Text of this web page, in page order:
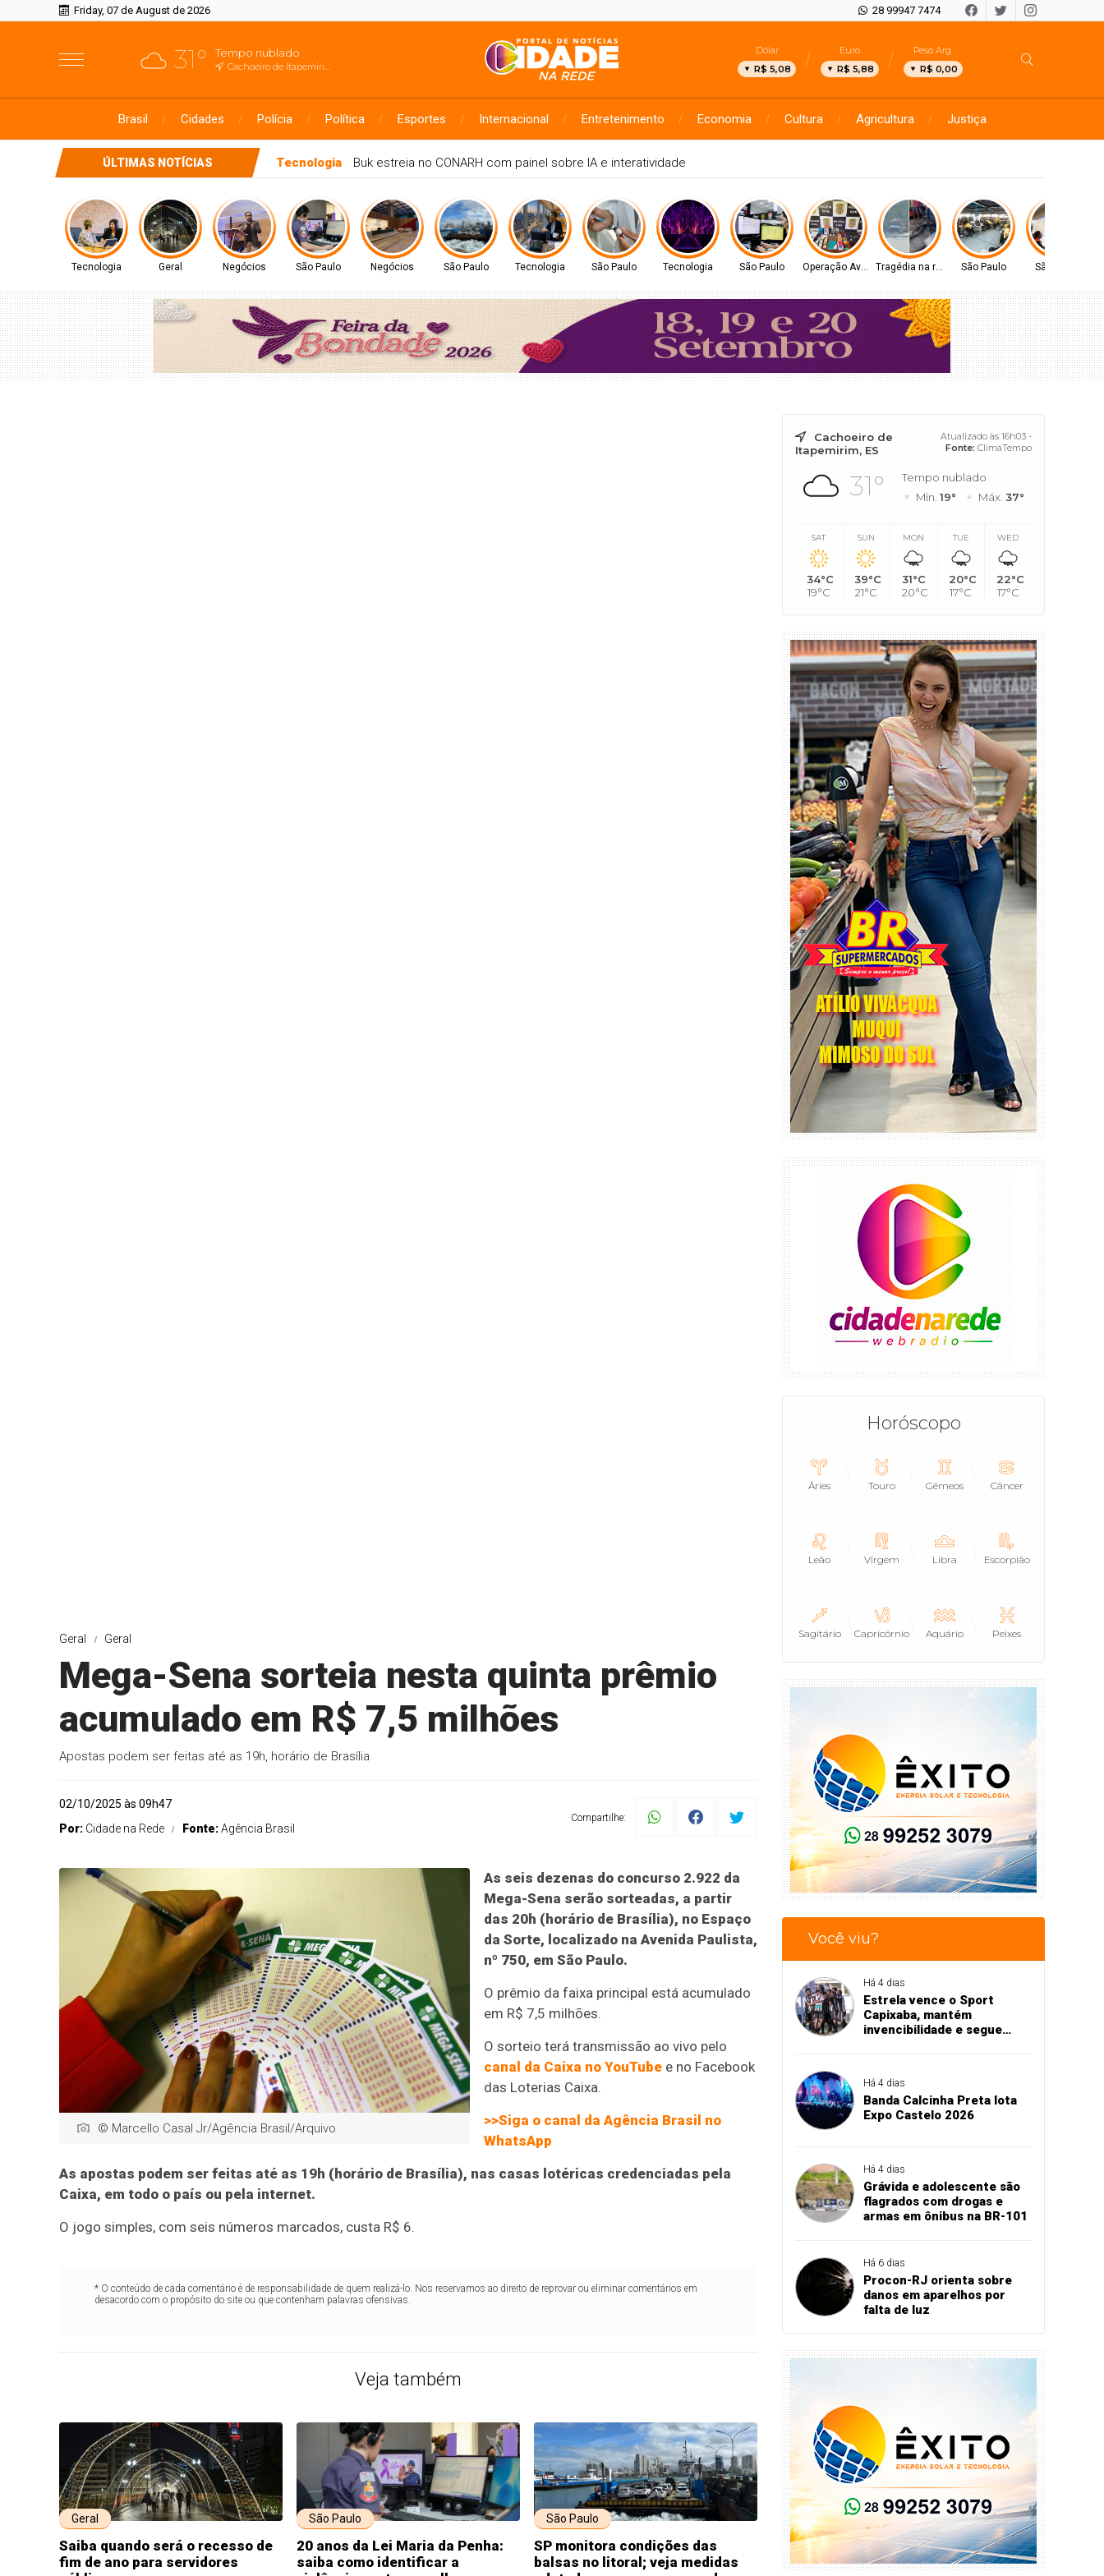
Friday, 07 de August de 2026 28 99947 7474
31° Tempo nublado
Cachoeiro de Itapemirim, ES
Dólar
R$ 5,08
Euro
R$ 5,88
Peso Arg.
R$ 0,00
Brasil Cidades Polícia Política Esportes Internacional Entretenimento Economia Cultura Agricultura Justiça
ÚLTIMAS NOTÍCIAS Geral Saiba quando será o recesso de fim de ano para servidores públicos
Tecnologia Geral Negócios São Paulo Negócios São Paulo Tecnologia São Paulo Tecnologia São Paulo Operação AvaritiaTragédia na rodoviaSão Paulo São Paulo
Geral Geral
Mega-Sena sorteia nesta quinta prêmio
acumulado em R$ 7,5 milhões
Apostas podem ser feitas até as 19h, horário de Brasília
02/10/2025 às 09h47
Por: Cidade na Rede Fonte:Agência Brasil
Compartilhe:
© Marcello Casal Jr/Agência Brasil/Arquivo
As seis dezenas do concurso 2.922 da
Mega-Sena serão sorteadas, a partir
das 20h (horário de Brasília), no Espaço
da Sorte, localizado na Avenida Paulista,
nº 750, em São Paulo.
O prêmio da faixa principal está acumulado
em R$ 7,5 milhões.
O sorteio terá transmissão ao vivo pelo
canal da Caixa no YouTube e no Facebook
das Loterias Caixa.
>>Siga o canal da Agência Brasil no
WhatsApp
As apostas podem ser feitas até as 19h (horário de Brasília), nas casas lotéricas credenciadas pela
Caixa, em todo o país ou pela internet.
O jogo simples, com seis números marcados, custa R$ 6.
* O conteúdo de cada comentário é de responsabilidade de quem realizá-lo. Nos reservamos ao direito de reprovar ou eliminar comentários em
desacordo com o propósito do site ou que contenham palavras ofensivas.
Veja também
Geral
Saiba quando será o recesso de
fim de ano para servidores
São Paulo
20 anos da Lei Maria da Penha:
saiba como identificar a
São Paulo
SP monitora condições das
balsas no litoral; veja medidas
Cachoeiro de
Itapemirim, ES
Atualizado às 16h03 -
Fonte: ClimaTempo
31°
Tempo nublado
Mín. 19° Máx. 37°
SAT
34°C
19°C
SUN
39°C
21°C
MON
31°C
20°C
TUE
20°C
17°C
WED
22°C
17°C
Horóscopo
Áries Touro Gêmeos Câncer
Leão Virgem Libra Escorpião
Sagitário Capricórnio Aquário Peixes
Você viu?
Há 4 dias
Estrela vence o Sport
Capixaba, mantém
invencibilidade e segue
Há 4 dias
Banda Calcinha Preta lota
Expo Castelo 2026
Há 4 dias
Grávida e adolescente são
flagrados com drogas e
armas em ônibus na BR-101
Há 6 dias
Procon-RJ orienta sobre
danos em aparelhos por
falta de luz